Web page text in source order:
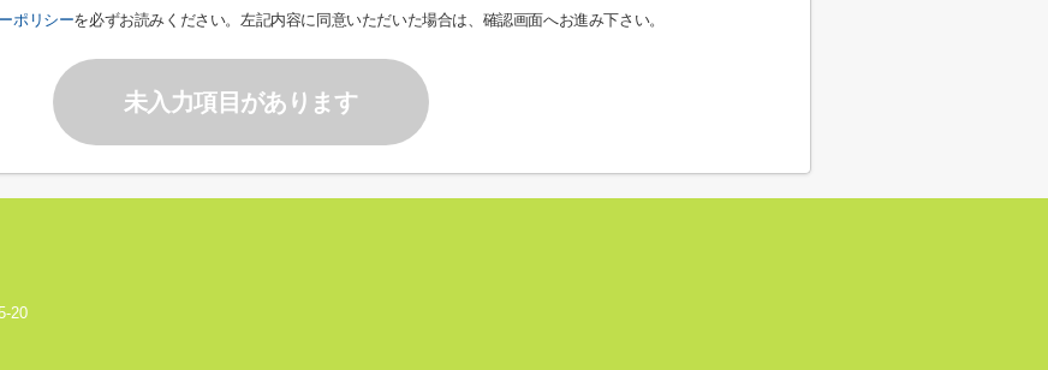
ポリシーを必ずお読みください。左記内容に同意いただいた場合は、確認画面へお進み下さい。
未入力項目があります
20